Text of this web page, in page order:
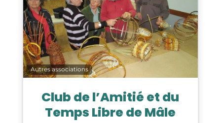
Autres associations
Club de l’Amitié et du
Temps Libre de Mâle